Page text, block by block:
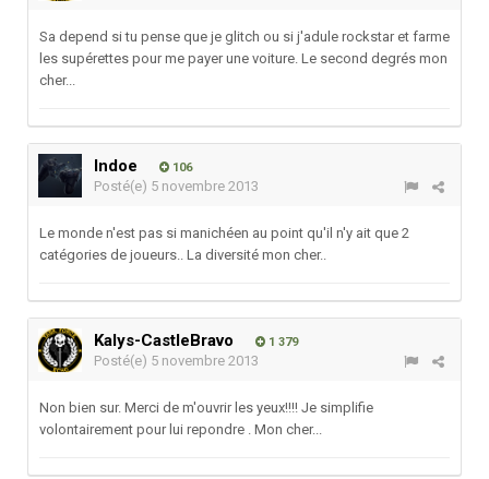
Sa depend si tu pense que je glitch ou si j'adule rockstar et farme
les supérettes pour me payer une voiture. Le second degrés mon
cher...
Indoe 106
Posté(e) 5 novembre 2013
Le monde n'est pas si manichéen au point qu'il n'y ait que 2
catégories de joueurs.. La diversité mon cher..
Kalys-CastleBravo 1 379
Posté(e) 5 novembre 2013
Non bien sur. Merci de m'ouvrir les yeux!!!! Je simplifie
volontairement pour lui repondre . Mon cher...